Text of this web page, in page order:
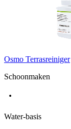
Osmo Terrasreiniger
Schoonmaken
Water-basis